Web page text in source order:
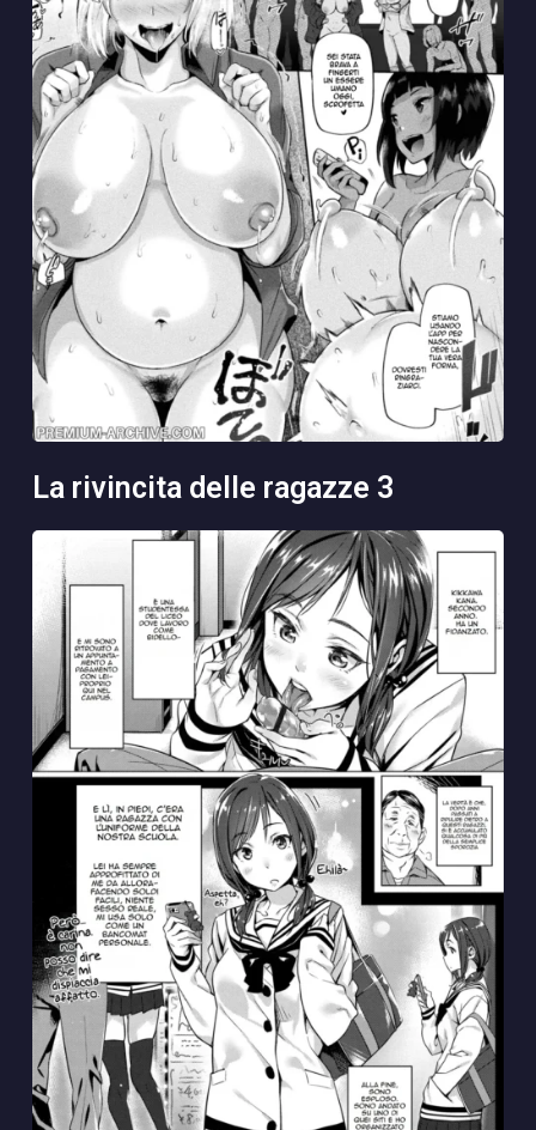
la rivincita delle ragazze 3